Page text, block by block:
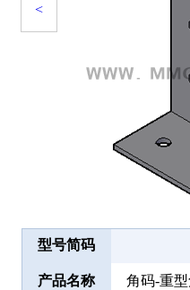
<
型号简码
产品名称 角码-重